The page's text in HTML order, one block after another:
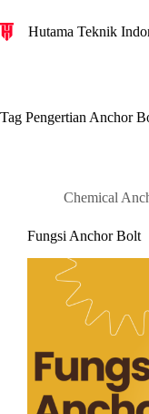
c
Hutama Teknik
Tag Pengertian Anchor
Chemical
Fungsi Anchor Bolt